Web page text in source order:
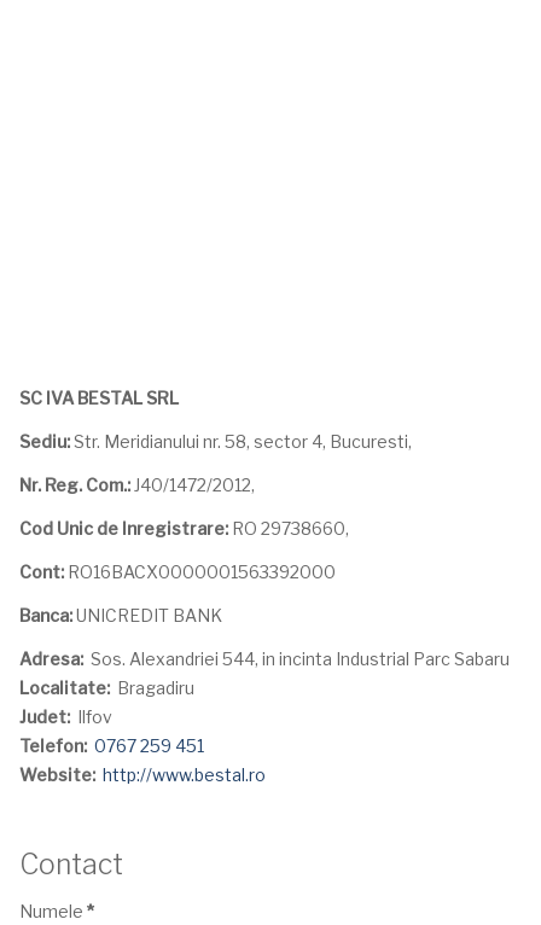
SC IVA BESTAL SRL
Sediu:Str. Meridianului nr. 58, sector 4, Bucuresti,
Nr. Reg. Com.: J40/1472/2012,
Cod Unic de Inregistrare: RO 29738660,
Cont: RO16BACX0000001563392000
Banca:UNICREDIT BANK
Adresa: Sos. Alexandriei 544, in incinta Industrial Parc Sabaru
Localitate: Bragadiru
Judet: Ilfov
Telefon: 0767 259 451
Website: http://www.bestal.ro
Contact
Numele *